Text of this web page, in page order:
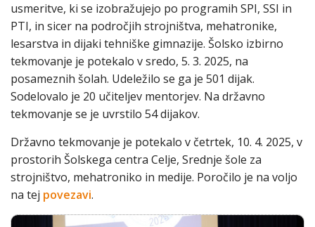
usmeritve, ki se izobražujejo po programih SPI, SSI in
PTI, in sicer na področjih strojništva, mehatronike,
lesarstva in dijaki tehniške gimnazije. Šolsko izbirno
tekmovanje je potekalo v sredo, 5. 3. 2025, na
posameznih šolah. Udeležilo se ga je 501 dijak.
Sodelovalo je 20 učiteljev mentorjev. Na državno
tekmovanje se je uvrstilo 54 dijakov.
Državno tekmovanje je potekalo v četrtek, 10. 4. 2025, v
prostorih Šolskega centra Celje, Srednje šole za
strojništvo, mehatroniko in medije. Poročilo je na voljo
na tej povezavi.